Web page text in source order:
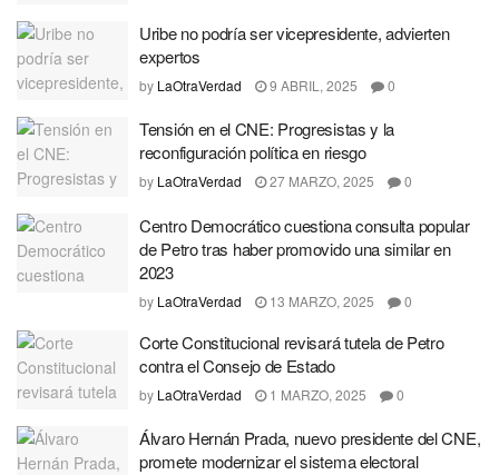
Uribe no podría ser vicepresidente, advierten
expertos
by LaOtraVerdad 9 ABRIL, 2025 0
Tensión en el CNE: Progresistas y la
reconfiguración política en riesgo
by LaOtraVerdad 27 MARZO, 2025 0
Centro Democrático cuestiona consulta popular
de Petro tras haber promovido una similar en
2023
by LaOtraVerdad 13 MARZO, 2025 0
Corte Constitucional revisará tutela de Petro
contra el Consejo de Estado
by LaOtraVerdad 1 MARZO, 2025 0
Álvaro Hernán Prada, nuevo presidente del CNE,
promete modernizar el sistema electoral